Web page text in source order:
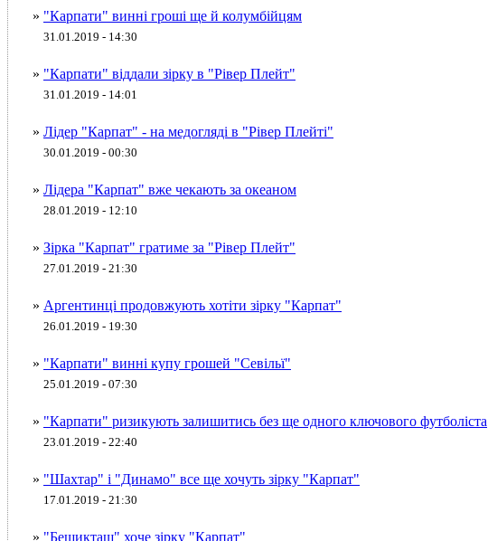
» "Карпати" винні гроші ще й колумбійцям
31.01.2019 - 14:30
» "Карпати" віддали зірку в "Рівер Плейт"
31.01.2019 - 14:01
» Лідер "Карпат" - на медогляді в "Рівер Плейті"
30.01.2019 - 00:30
» Лідера "Карпат" вже чекають за океаном
28.01.2019 - 12:10
» Зірка "Карпат" гратиме за "Рівер Плейт"
27.01.2019 - 21:30
» Аргентинці продовжують хотіти зірку "Карпат"
26.01.2019 - 19:30
» "Карпати" винні купу грошей "Севільї"
25.01.2019 - 07:30
» "Карпати" ризикують залишитись без ще одного ключового футболіста
23.01.2019 - 22:40
» "Шахтар" і "Динамо" все ще хочуть зірку "Карпат"
17.01.2019 - 21:30
» "Бешикташ" хоче зірку "Карпат"